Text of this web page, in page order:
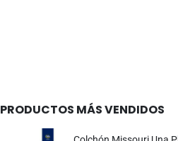
PRODUCTOS MÁS VENDIDOS